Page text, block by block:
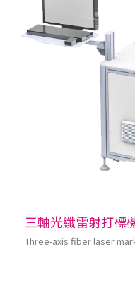
三軸光纖雷射打標
Three-axis fiber laser